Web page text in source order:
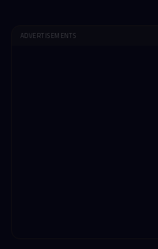
ADVERTISEMENTS